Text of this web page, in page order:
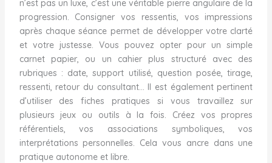
n’est pas un luxe, c’est une véritable pierre angulaire de la
progression. Consigner vos ressentis, vos impressions
après chaque séance permet de développer votre clarté
et votre justesse. Vous pouvez opter pour un simple
carnet papier, ou un cahier plus structuré avec des
rubriques : date, support utilisé, question posée, tirage,
ressenti, retour du consultant… Il est également pertinent
d’utiliser des fiches pratiques si vous travaillez sur
plusieurs jeux ou outils à la fois. Créez vos propres
référentiels, vos associations symboliques, vos
interprétations personnelles. Cela vous ancre dans une
pratique autonome et libre.